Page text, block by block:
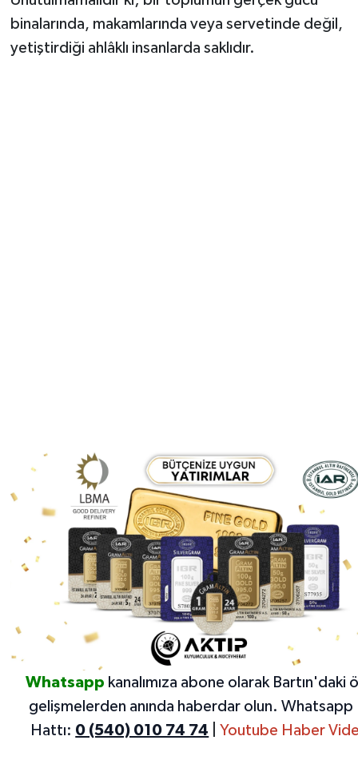
binalarında, makamlarında veya servetinde değil,
yetiştirdiği ahlâklı insanlarda saklıdır.
Whatsapp kanalımıza abone olarak Bartın'daki
gelişmelerden anında haberdar olun. Whatsapp
Hattı: 0 (540) 010 74 74 |Youtube Haber